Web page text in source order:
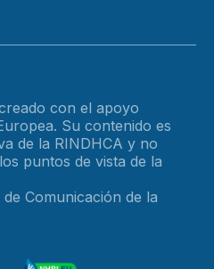
con el apoyo
Su contenido es
de la RINDHCA y no
puntos de vista de la
Comunicación de la